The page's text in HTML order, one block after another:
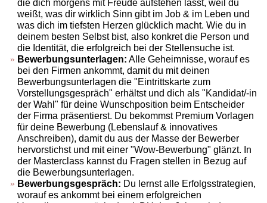
die dich morgens mit Freude aufstehen lässt, weil du
weißt, was dir wirklich Sinn gibt im Job & im Leben und
was dich im tiefsten Herzen glücklich macht. Wie du in
deinem besten Selbst bist, also konkret die Person und
die Identität, die erfolgreich bei der Stellensuche ist.
Bewerbungsunterlagen: Alle Geheimnisse, worauf es
bei den Firmen ankommt, damit du mit deinen
Bewerbungsunterlagen die "Eintrittskarte zum
Vorstellungsgespräch" erhältst und dich als "Kandidat/-in
der Wahl" für deine Wunschposition beim Entscheider
der Firma präsentierst. Du bekommst Premium Vorlagen
für deine Bewerbung (Lebenslauf & innovatives
Anschreiben), damit du aus der Masse der Bewerber
hervorstichst und mit einer "Wow-Bewerbung" glänzt. In
der Masterclass kannst du Fragen stellen in Bezug auf
die Bewerbungsunterlagen.
Bewerbungsgespräch: Du lernst alle Erfolgsstrategien,
worauf es ankommt bei einem erfolgreichen